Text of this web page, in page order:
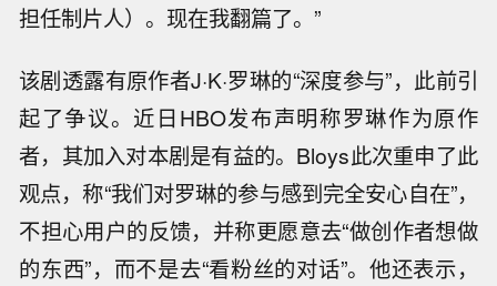
担任制片人）。现在我翻篇了。”
该剧透露有原作者J·K·罗琳的“深度参与”，此前引
起了争议。近日HBO发布声明称罗琳作为原作
者，其加入对本剧是有益的。Bloys此次重申了此
观点，称“我们对罗琳的参与感到完全安心自在”，
不担心用户的反馈，并称更愿意去“做创作者想做
的东西”，而不是去“看粉丝的对话”。他还表示，